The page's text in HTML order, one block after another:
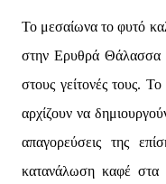
Το μεσαίωνα το φυτό
στην Ερυθρά Θάλασσα
στους γείτονές τους.
αρχίζουν να
απαγορεύσεις της
κατανάλωση καφέ στα